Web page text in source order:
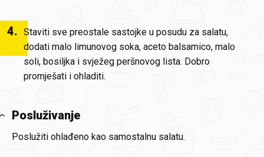
4. Staviti sve preostale sastojke u posudu za salatu,
dodati malo limunovog soka, aceto balsamico, malo
soli, bosiljka i svježeg peršnovog lista. Dobro
promješati i ohladiti.
Posluživanje
Poslužiti ohlađeno kao samostalnu salatu.